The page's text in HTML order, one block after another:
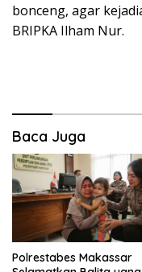
bonceng, agar
BRIPKA Ilham Nur.
Baca Juga
Polrestabes Makassar